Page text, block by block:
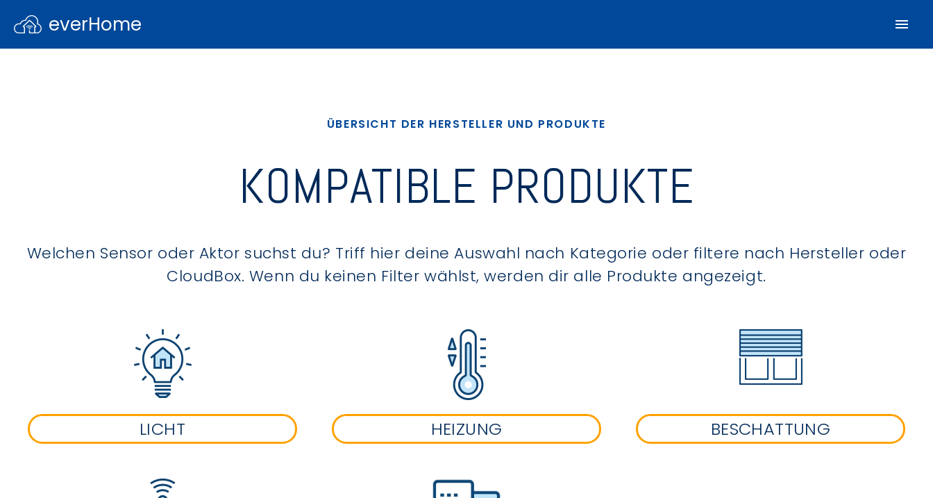
everHome
ÜBERSICHT DER HERSTELLER UND PRODUKTE
KOMPATIBLE PRODUKTE
Welchen Sensor oder Aktor suchst du? Triff hier deine Auswahl nach Kategorie oder filtere nach Hersteller oder
CloudBox. Wenn du keinen Filter wählst, werden dir alle Produkte angezeigt.
LICHT HEIZUNG BESCHATTUNG